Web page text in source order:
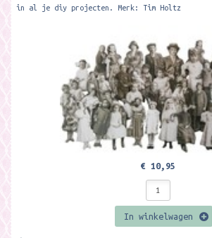
in al je diy projecten. Merk: Tim Holtz
€ 10,95
In winkelwagen